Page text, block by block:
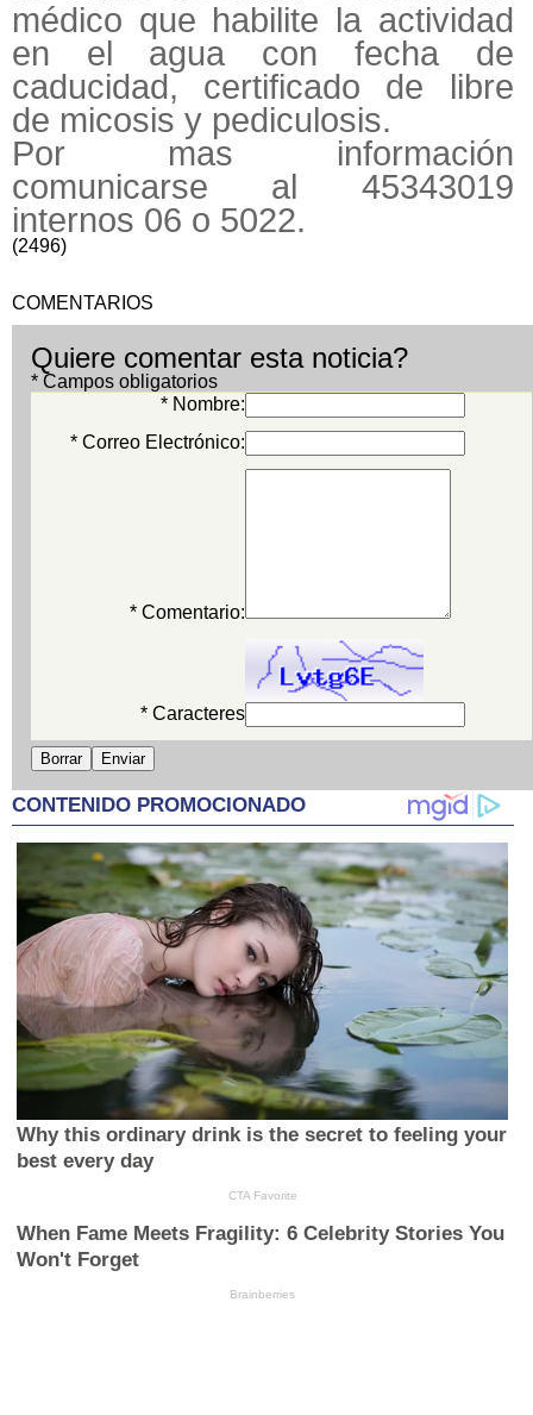
médico que habilite la actividad
en el agua con fecha de
caducidad, certificado de libre
de micosis y pediculosis.
Por mas información
comunicarse al 45343019
internos 06 o 5022.
(2496)
COMENTARIOS
Quiere comentar esta noticia?
* Campos obligatorios
* Nombre:
* Correo Electrónico:
* Comentario:
* Caracteres